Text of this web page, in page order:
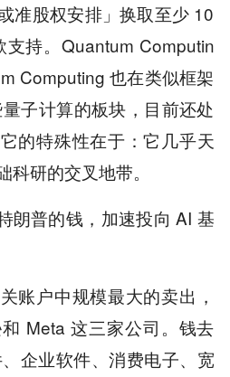
准股权安排」换取至少 10
持。Quantum Computin
Computing 也在类似框架
子计算的板块，目前还处
的特殊性在于：它几乎天
研的交叉地带。
朗普的钱，加速投向 AI 基
账户中规模最大的卖出，
Meta 这三家公司。钱去
企业软件、消费电子、宽